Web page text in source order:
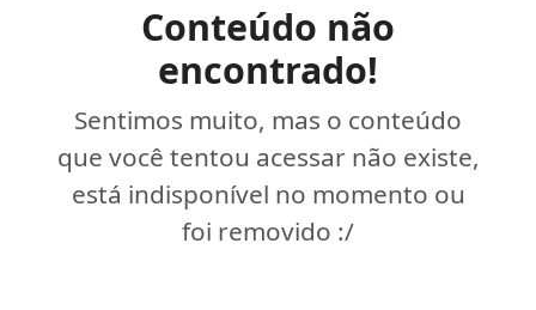
Conteúdo não
encontrado!
Sentimos muito, mas o conteúdo
que você tentou acessar não existe,
está indisponível no momento ou
foi removido :/